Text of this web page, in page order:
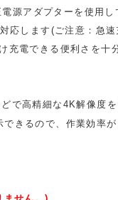
アダプターを使用し
します(ご注意：急速
電できる便利さを十
で高精細な4K解像度
きるので、作業効率が